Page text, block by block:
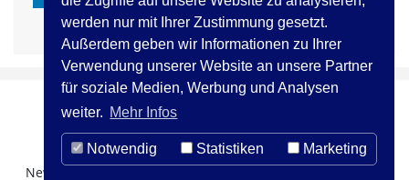
werden nur mit Ihrer Zustimmung gesetzt.
Außerdem geben wir Informationen zu Ihrer
Verwendung unserer Website an unsere Partner
für soziale Medien, Werbung und Analysen
weiter. Mehr Infos
Notwendig Statistiken Marketing
Newsletter Registration